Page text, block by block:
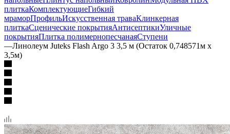
плиткаКомплектующиеГибкий
мраморПрофильИскусственная траваКлинкерная
плиткаСценические покрытияАнтисептикиУличные
покрытияПлитка полимернопесчанаяСтупени
—Линолеум Juteks Flash Argo 3 3,5 м (Остаток 0,748571м x
3,5м)